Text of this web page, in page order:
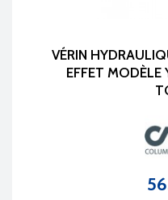
VÉRIN
EFFET